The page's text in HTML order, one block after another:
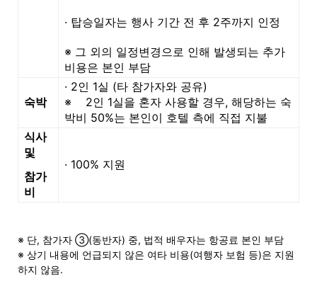
· 탑승일자는 행사 기간 전 후 2주까지 인정
※ 그 외의 일정변경으로 인해 발생되는 추가
비용은 본인 부담
숙박
· 2인 1실 (타 참가자와 공유)
※ 2인 1실을 혼자 사용할 경우, 해당하는 숙
박비 50%는 본인이 호텔 측에 직접 지불
식사
및
참가
비
· 100% 지원
※ 단, 참가자 ③(동반자) 중, 법적 배우자는 항공료 본인 부담
※ 상기 내용에 언급되지 않은 여타 비용(여행자 보험 등)은 지원
하지 않음.